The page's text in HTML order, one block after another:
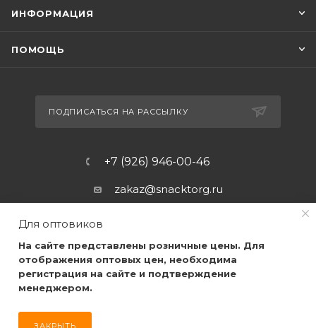
ИНФОРМАЦИЯ
ПОМОЩЬ
ПОДПИСАТЬСЯ НА РАССЫЛКУ
+7 (926) 946-00-46
zakaz@snacktorg.ru
2026 © Самые качественные закуски, по самым низким
Для оптовиков
На сайте представлены розничные цены. Для
отображения оптовых цен, необходима
регистрация на сайте и подтверждение
менеджером.
ЗАКРЫТЬ